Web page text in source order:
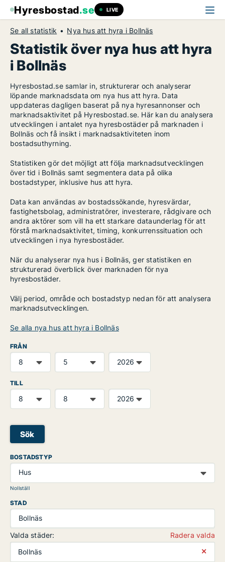
Hyresbostad.se LIVE
Se all statistik Nya hus att hyra i Bollnäs
Statistik över nya hus att hyra
i Bollnäs
Hyresbostad.se samlar in, strukturerar och analyserar
löpande marknadsdata om nya hus att hyra. Data
uppdateras dagligen baserat på nya hyresannonser och
marknadsaktivitet på Hyresbostad.se. Här kan du analysera
utvecklingen i antalet nya hyresbostäder på marknaden i
Bollnäs och få insikt i marknadsaktiviteten inom
bostadsuthyrning.
Statistiken gör det möjligt att följa marknadsutvecklingen
över tid i Bollnäs samt segmentera data på olika
bostadstyper, inklusive hus att hyra.
Data kan användas av bostadssökande, hyresvärdar,
fastighetsbolag, administratörer, investerare, rådgivare och
andra aktörer som vill ha ett starkare dataunderlag för att
förstå marknadsaktivitet, timing, konkurrenssituation och
utvecklingen i nya hyresbostäder.
När du analyserar nya hus i Bollnäs, ger statistiken en
strukturerad överblick över marknaden för nya
hyresbostäder.
Välj period, område och bostadstyp nedan för att analysera
marknadsutvecklingen.
Se alla nya hus att hyra i Bollnäs
FRÅN
TILL
Sök
BOSTADSTYP
Hus
Nollställ
STAD
Bollnäs
Valda städer:
Radera valda
Bollnäs
⨯